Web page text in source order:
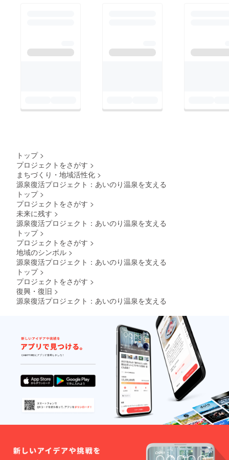
トップ >
プロジェクトをさがす >
まちづくり・地域活性化 >
源泉復活プロジェクト：あいのり温泉を支える
トップ >
プロジェクトをさがす >
未来に残す >
源泉復活プロジェクト：あいのり温泉を支える
トップ >
プロジェクトをさがす >
地域のシンボル >
源泉復活プロジェクト：あいのり温泉を支える
トップ >
プロジェクトをさがす >
復興・復旧 >
源泉復活プロジェクト：あいのり温泉を支える